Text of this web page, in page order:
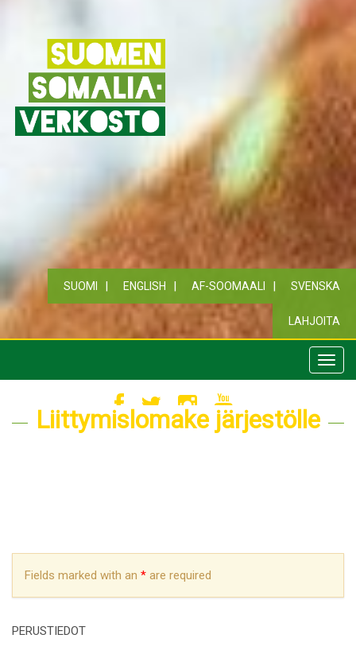
SUOMI ENGLISH AF-SOOMAALI SVENSKA
LAHJOITA
Liittymislomake järjestölle
Fields marked with an * are required
PERUSTIEDOT